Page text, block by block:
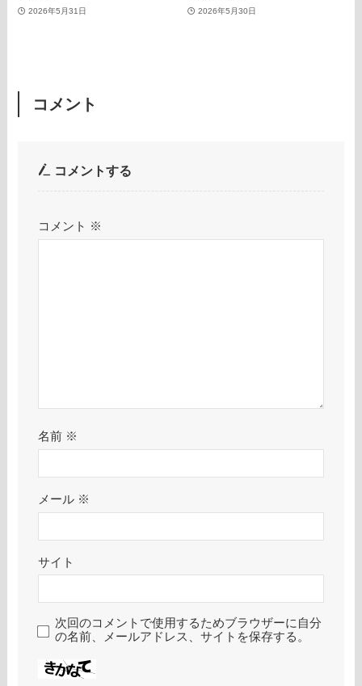
2026年5月31日 2026年5月30日
コメント
コメントする
コメント ※
名前 ※
メール ※
サイト
次回のコメントで使用するためブラウザーに自分
の名前、メールアドレス、サイトを保存する。